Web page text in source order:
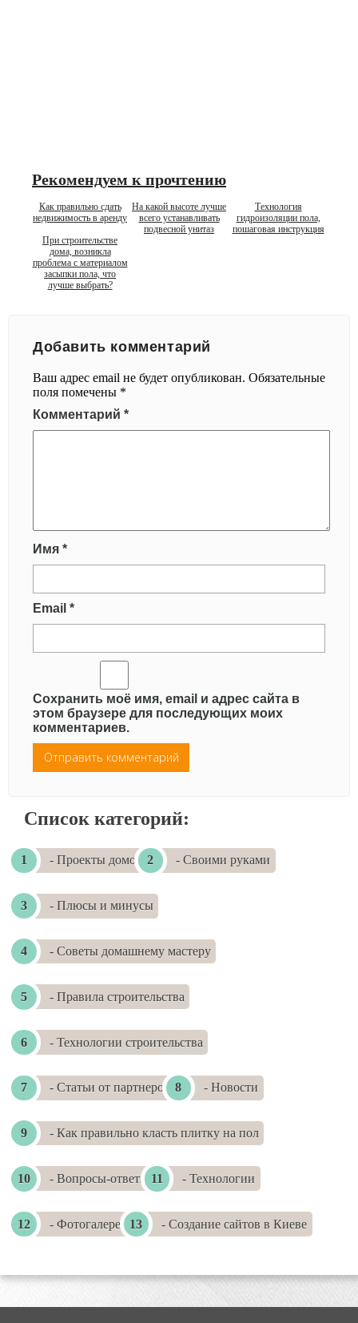
Рекомендуем к прочтению
Как правильно сдать
недвижимость в аренду
На какой высоте лучше
всего устанавливать
подвесной унитаз
Технология
гидроизоляции пола,
пошаговая инструкция
При строительстве
дома, возникла
проблема с материалом
засыпки пола, что
лучше выбрать?
Добавить комментарий
Ваш адрес email не будет опубликован. Обязательные
поля помечены *
Комментарий *
Имя *
Email *
Сохранить моё имя, email и адрес сайта в
этом браузере для последующих моих
комментариев.
Список категорий:
- Проекты домов - Своими руками
- Плюсы и минусы
- Советы домашнему мастеру
- Правила строительства
- Технологии строительства
- Статьи от партнеров - Новости
- Как правильно класть плитку на пол
- Вопросы-ответы - Технологии
- Фотогалереи - Создание сайтов в Киеве